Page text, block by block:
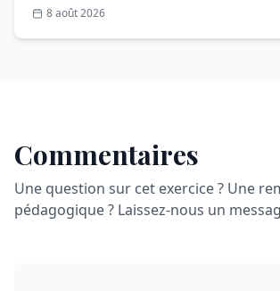
8 août 2026
Commentaires
Une question sur cet exercice ? Une
pédagogique ? Laissez-nous un